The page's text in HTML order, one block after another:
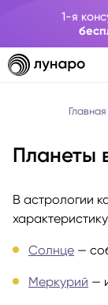
1-я
Главная
Планеты
В астрологии
Солнце —
Меркурий —